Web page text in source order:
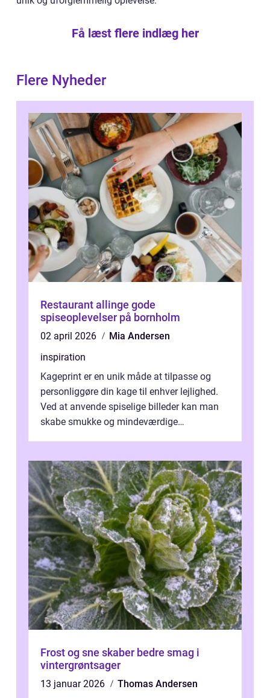
Få læst flere indlæg her
Flere Nyheder
Restaurant allinge gode
spiseoplevelser på bornholm
02 april 2026
Mia Andersen
inspiration
Kageprint er en unik måde at tilpasse og
personliggøre din kage til enhver lejlighed.
Ved at anvende spiselige billeder kan man
skabe smukke og mindeværdige
Frost og sne skaber bedre smag i
vintergrøntsager
13 januar 2026
Thomas Andersen